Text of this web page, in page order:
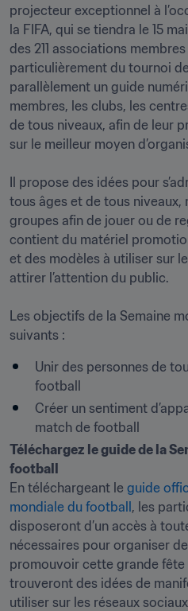
projecteur exceptionnel à
la FIFA, qui se tiendra le 15
des 211 associations
particulièrement du tournoi
parallèlement un guide
membres, les clubs, les
de tous niveaux, afin de leur
sur le meilleur moyen
Il propose des idées pour
tous âges et de tous niveaux,
groupes afin de jouer ou de
contient du matériel
et des modèles à utiliser sur
attirer l’attention du public.
Les objectifs de la Semaine
suivants :
Unir des personnes de
football
Créer un sentiment
match de football
Téléchargez le guide de la
En téléchargeant le guide
mondiale du football , les
disposeront d’un accès à
nécessaires pour organiser
promouvoir cette grande fête
trouveront des idées de
utiliser sur les réseaux